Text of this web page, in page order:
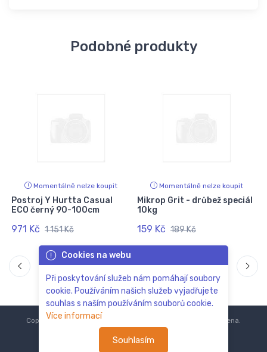
Podobné produkty
Momentálně nelze koupit
Postroj Y Hurtta Casual
ECO černý 90-100cm
971 Kč 1 151 Kč
Momentálně nelze koupit
Mikrop Grit - drůbež speciál
10kg
159 Kč 189 Kč
Cookies na webu
Při poskytování služeb nám pomáhají soubory
cookie. Používáním našich služeb vyjadřujete
souhlas s naším používáním souborů cookie.
Více informací
Souhlasím
Copyright © 2018-2024 Všechna práva vyhrazena.